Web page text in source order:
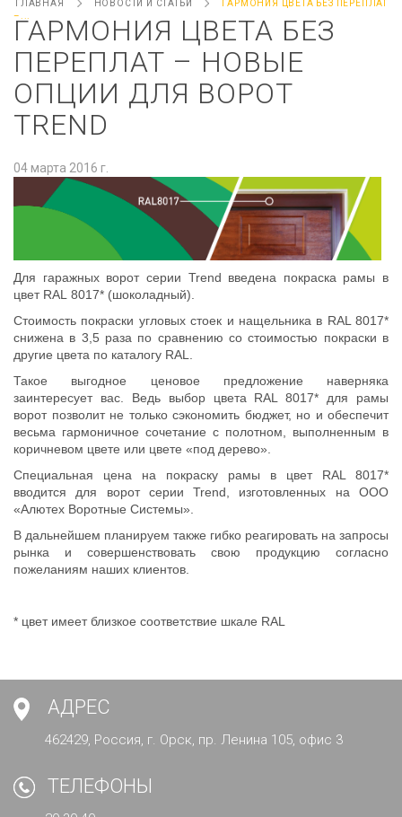
ГЛАВНАЯ НОВОСТИ И СТАТЬИ
ГАРМОНИЯ ЦВЕТА БЕЗ ПЕРЕПЛАТ
–...
ГАРМОНИЯ ЦВЕТА БЕЗ
ПЕРЕПЛАТ – НОВЫЕ
ОПЦИИ ДЛЯ ВОРОТ
TREND
04 марта 2016 г.
Для гаражных ворот серии Trend введена покраска рамы в
цвет RAL 8017* (шоколадный).
Стоимость покраски угловых стоек и нащельника в RAL 8017*
снижена в 3,5 раза по сравнению со стоимостью покраски в
другие цвета по каталогу RAL.
Такое выгодное ценовое предложение наверняка
заинтересует вас. Ведь выбор цвета RAL 8017* для рамы
ворот позволит не только сэкономить бюджет, но и обеспечит
весьма гармоничное сочетание с полотном, выполненным в
коричневом цвете или цвете «под дерево».
Специальная цена на покраску рамы в цвет RAL 8017*
вводится для ворот серии Trend, изготовленных на ООО
«Алютех Воротные Системы».
В дальнейшем планируем также гибко реагировать на запросы
рынка и совершенствовать свою продукцию согласно
пожеланиям наших клиентов.
* цвет имеет близкое соответствие шкале RAL
АДРЕС
462429, Россия, г. Орск, пр. Ленина 105, офис 3
ТЕЛЕФОНЫ